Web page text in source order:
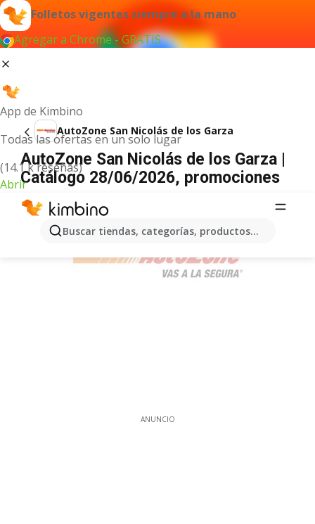
Folletos vigentes siempre a la mano
Agregar a Chrome - GRATIS
App de Kimbino
Todas las ofertas en un solo lugar
(14.1 k reseñas)
Abrir
Buscar tiendas, categorías, productos...
AutoZone San Nicolás de los Garza
AutoZone San Nicolás de los Garza |
Catálogo 28/06/2026, promociones
ANUNCIO